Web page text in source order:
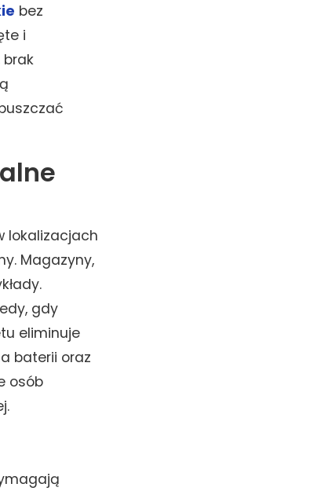
bez
i
brak
lokalizacjach
Magazyny,
gdy
eliminuje
baterii oraz
osób